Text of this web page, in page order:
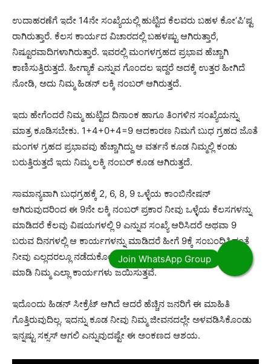
ಉದಾಹರಣೆಗೆ ಇದೇ 14ನೇ ಸಂಖ್ಯೆಯಲ್ಲಿ ಹುಟ್ಟಿದ ಕೆಲವರು ಬಹಳ ಕೋ’ಪಿ’ಷ್ಟ
ರಾಗಿರುತ್ತಾರೆ. ಕೆಲಸ ಕಾರ್ಯದ ವಿಚಾರದಲ್ಲಿ ಬಹಳಷ್ಟು ಆಗಿರುತ್ತಾರೆ,
ನಿಷ್ಟೂರವಾದಿಗಳಾಗಿರುತ್ತಾರೆ. ಇವರಲ್ಲಿ ಮಂಗಳಗ್ರಹದ ಪ್ರಭಾವ ಹೆಚ್ಚಾಗಿ
ಕಾಣಿಸುತ್ತಿರುತ್ತದೆ. ಹೀಗ್ಯಾಕೆ ಎನ್ನುವ ಗೊಂದಲ ಇದ್ದರೆ ಅದಕ್ಕೆ ಉತ್ತರ ಹೀಗಿದೆ
ನೋಡಿ, ಅದು ನಿಮ್ಮ ಹಿಡನ್ ಲಕ್ಕಿ ನಂಬರ್ ಆಗಿರುತ್ತದೆ.
ಇದು ಹೇಗೆಂದರೆ ನಿಮ್ಮ ಹುಟ್ಟಿದ ದಿನಾಂಕ ಹಾಗೂ ತಿಂಗಳಿನ ಸಂಖ್ಯೆಯನ್ನು
ಮಾತ್ರ ಕೂಡಿಸಬೇಕು. 1+4+0+4=9 ಆದಕಾರಣ ನಿಮಗೆ ಬುಧ ಗ್ರಹದ ಜೊತೆ
ಮಂಗಳ ಗ್ರಹದ ಪ್ರಭಾವವು ಹೆಚ್ಚಾಗಿದ್ದು ಆ ವರ್ತನೆ ಕೂಡ ನಿಮ್ಮಲ್ಲಿ ಕಂಡು
ಬರುತ್ತಿರುತ್ತದೆ ಇದು ನಿಮ್ಮ ಲಕ್ಕಿ ನಂಬರ್ ಕೂಡ ಆಗಿರುತ್ತದೆ.
ಸಾಮಾನ್ಯವಾಗಿ ಬುಧಗ್ರಹಕ್ಕೆ 2, 6, 8, 9 ಒಳ್ಳೆಯ ಕಾಂಬಿನೇಷನ್
ಆಗಿರುವುದರಿಂದ ಈ 9ನೇ ಲಕ್ಕಿ ನಂಬರ್ ಪ್ರಕಾರ ನೀವು ಒಳ್ಳೆಯ ಕೆಲಸಗಳನ್ನು
ಮಾಡಿದರೆ ಕೆಲವು ವಿಷಯಗಳಲ್ಲಿ 9 ಎನ್ನುವ ಸಂಖ್ಯೆ ಆರಿಸಿದರೆ ಅಥವಾ 9
ಬರುವ ದಿನಗಳಲ್ಲಿ ಆ ಕಾರ್ಯಗಳನ್ನು ಮಾಡಿದರೆ ಹೀಗೆ 9ಕ್ಕೆ ಸಂಬಂಧಿಸಿದಂತೆ
ನೀವು ಎಲ್ಲದರಲ್ಲೂ ನಡೆದುಕೊಂಡರೆ ಯೂನಿವರ್ಸ್ ಕೂಡ ನಿಮಗೆ ಸಪೋರ್ಟ್
ಮಾಡಿ ನಿಮ್ಮ ಎಲ್ಲಾ ಕಾರ್ಯಗಳು ಜಯಿಸುತ್ತವೆ.
ಇದೊಂದು ಹಿಡನ್ ಸೀಕ್ರೆಟ್ ಆಗಿದೆ ಆದರೆ ಹೆಚ್ಚಿನ ಜನರಿಗೆ ಈ ಮಾಹಿತಿ
ಗೊತ್ತಿರುವುದಿಲ್ಲ. ಇದನ್ನು ಕೂಡ ನೀವು ನಿಮ್ಮ ಜೀವನದಲ್ಲೇ ಅಳವಡಿಸಿಕೊಂಡು
ಇನ್ನಷ್ಟು ಸಕ್ಸಸ್ ಆಗಲಿ ಎನ್ನುವುದಷ್ಟೇ ಈ ಅಂಕಣದ ಆಶಯ.